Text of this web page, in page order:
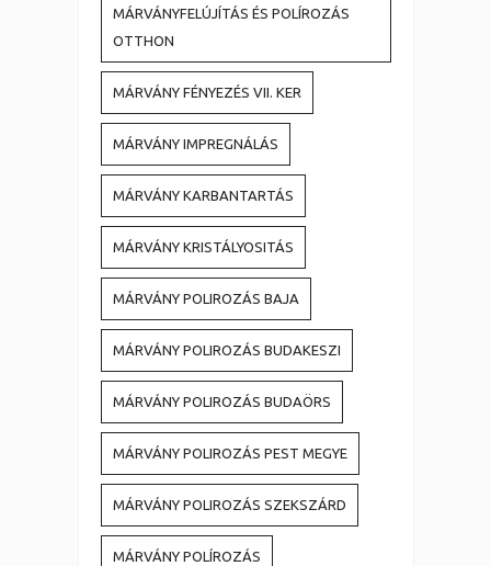
MÁRVÁNYFELÚJÍTÁS ÉS POLÍROZÁS
OTTHON
MÁRVÁNY FÉNYEZÉS VII. KER
MÁRVÁNY IMPREGNÁLÁS
MÁRVÁNY KARBANTARTÁS
MÁRVÁNY KRISTÁLYOSITÁS
MÁRVÁNY POLIROZÁS BAJA
MÁRVÁNY POLIROZÁS BUDAKESZI
MÁRVÁNY POLIROZÁS BUDAÖRS
MÁRVÁNY POLIROZÁS PEST MEGYE
MÁRVÁNY POLIROZÁS SZEKSZÁRD
MÁRVÁNY POLÍROZÁS